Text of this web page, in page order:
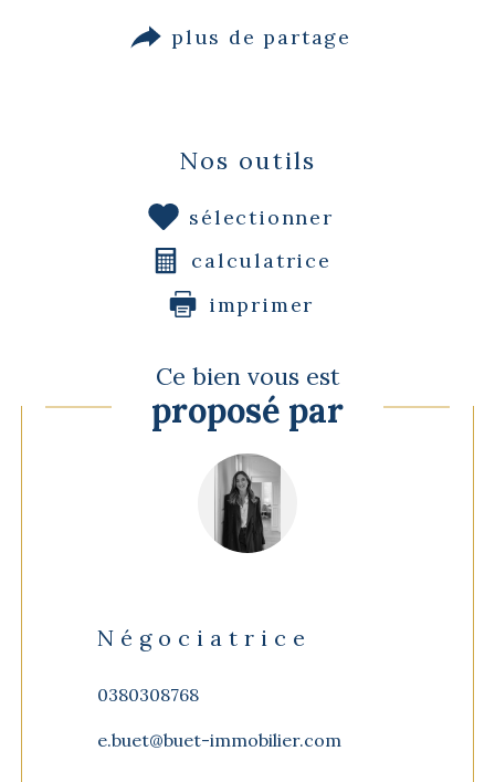
plus de partage
Nos outils
sélectionner
calculatrice
imprimer
Ce bien vous est
proposé par
Négociatrice
0380308768
e.buet@buet-immobilier.com